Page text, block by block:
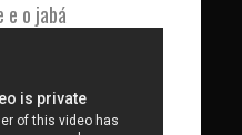
e o jabá